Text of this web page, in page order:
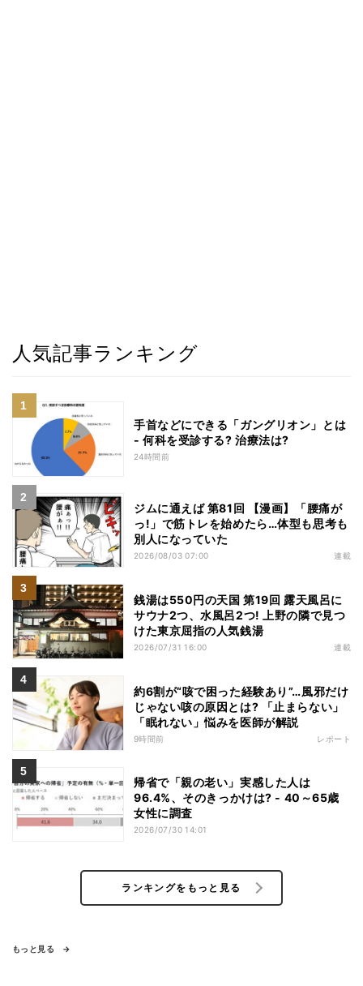
人気記事ランキング
手首などにできる「ガングリオン」とは
- 何科を受診する? 治療法は?
24時間前
ジムに通えば 第81回 【漫画】「腰痛が
っ!」で筋トレを始めたら…体型も思考も
別人になっていた
2026/08/03 07:00 連載
銭湯は550円の天国 第19回 露天風呂に
サウナ2つ、水風呂2つ! 上野の隣で見つ
けた東京屈指の人気銭湯
2026/07/31 16:00 連載
約6割が“咳で困った経験あり”…風邪だけ
じゃない咳の原因とは? 「止まらない」
「眠れない」悩みを医師が解説
9時間前 レポート
帰省で「親の老い」実感した人は
96.4%、そのきっかけは? - 40～65歳
女性に調査
2026/07/30 14:01
ランキングをもっと見る
もっと見る